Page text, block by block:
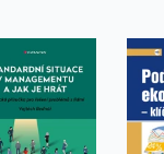
cookie správně používat.